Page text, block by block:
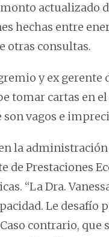
actualizado
hechas entre
otras consultas.
y ex gerente
tomar cartas en
vagos e
la
de Prestaciones
“La Dra.
Le desafío
contrario, que